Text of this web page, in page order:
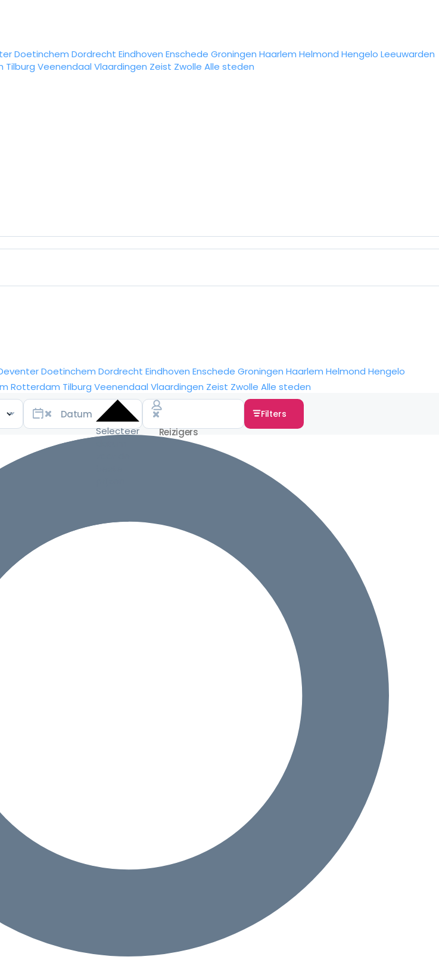
Doetinchem Dordrecht Eindhoven Enschede Groningen Haarlem Helmond Hengelo Leeuwarden
Tilburg Veenendaal Vlaardingen Zeist Zwolle Alle steden
Doetinchem Dordrecht Eindhoven Enschede Groningen Haarlem Helmond Hengelo
Rotterdam Tilburg Veenendaal Vlaardingen Zeist Zwolle Alle steden
Selecteer
Filters